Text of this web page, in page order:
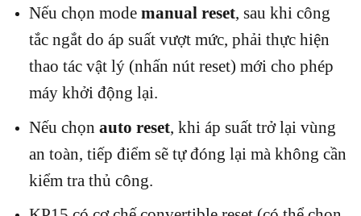
Nếu chọn mode manual reset, sau khi công
tắc ngắt do áp suất vượt mức, phải thực hiện
thao tác vật lý (nhấn nút reset) mới cho phép
máy khởi động lại.
Nếu chọn auto reset, khi áp suất trở lại vùng
an toàn, tiếp điểm sẽ tự đóng lại mà không cần
kiểm tra thủ công.